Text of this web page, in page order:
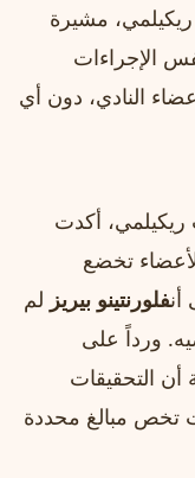
ريكيلمي، مشيرة
الإجراءات
النادي، دون أي
أكدت
تخضع
أنفلورنتينو بيريز لم
ورداً على
أن التحقيقات
تخص مبالغ محددة